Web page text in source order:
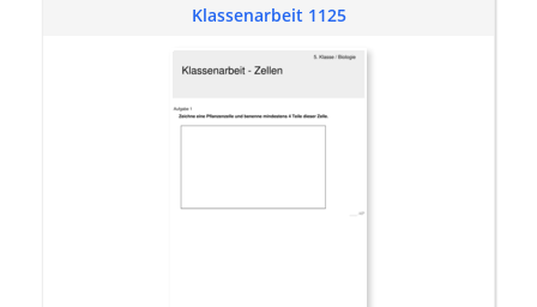
Klassenarbeit 1125